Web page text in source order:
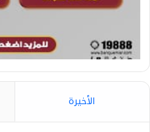
الأخيرة